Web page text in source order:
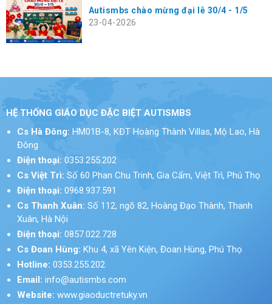
Autismbs chào mừng đại lễ 30/4 - 1/5
23-04-2026
HỆ THỐNG GIÁO DỤC ĐẶC BIỆT AUTISMBS
Cs Hà Đông: HM01B-8, KĐT Hoàng Thành Villas, Mộ Lao, Hà
Đông
Điện thoại: 0353.255.202
Cs Việt Trì: Số 60 Phan Chu Trinh, Gia Cẩm, Việt Trì, Phú Thọ
Điện thoại: 0968.937.591
Cs Thanh Xuân: Số 112, ngõ 82, Hoàng Đạo Thành, Thanh
Xuân, Hà Nội
Điện thoại: 0857.022.728
Cs Đoan Hùng: Khu 4, xã Yên Kiện, Đoan Hùng, Phú Thọ
Hotline: 0353.255.202
Email: info@autismbs.com
Website: www.giaoductretuky.vn